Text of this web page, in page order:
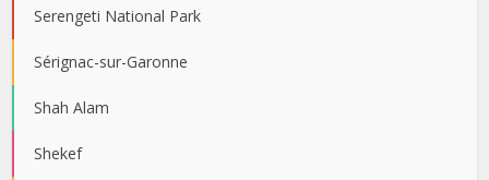
Serengeti National Park
Sérignac-sur-Garonne
Shah Alam
Shekef